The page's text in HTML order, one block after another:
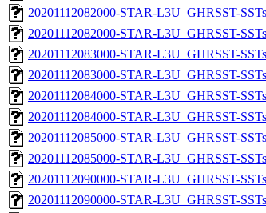
20201112082000-STAR-L3U_GHRSST-
20201112082000-STAR-L3U_GHRSST-
20201112083000-STAR-L3U_GHRSST-
20201112083000-STAR-L3U_GHRSST-
20201112084000-STAR-L3U_GHRSST-
20201112084000-STAR-L3U_GHRSST-
20201112085000-STAR-L3U_GHRSST-
20201112085000-STAR-L3U_GHRSST-
20201112090000-STAR-L3U_GHRSST-
20201112090000-STAR-L3U_GHRSST-